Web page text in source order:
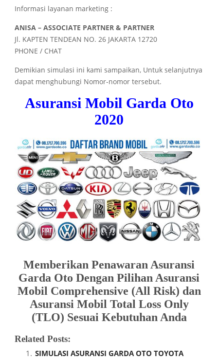
Informasi layanan marketing :
ANISA – ASSOCIATE PARTNER & PARTNER
Jl. KAPTEN TENDEAN NO. 26 JAKARTA 12720
PHONE / CHAT
Demikian simulasi ini kami sampaikan, Untuk selanjutnya
dapat menghubungi Nomor-nomor tersebut.
Asuransi Mobil Garda Oto
2020
Memberikan Penawaran Asuransi
Garda Oto Dengan Pilihan Asuransi
Mobil Comprehensive (All Risk) dan
Asuransi Mobil Total Loss Only
(TLO) Sesuai Kebutuhan Anda
Related Posts:
SIMULASI ASURANSI GARDA OTO TOYOTA